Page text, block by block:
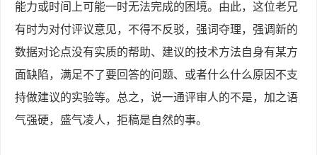
能力或时间上可能一时无法完成的困境。由此，这位老兄
有时为对付评议意见，不得不反驳，强词夺理，强调新的
数据对论点没有实质的帮助、建议的技术方法自身有某方
面缺陷，满足不了要回答的问题、或者什么什么原因不支
持做建议的实验等。总之，说一通评审人的不是，加之语
气强硬，盛气凌人，拒稿是自然的事。